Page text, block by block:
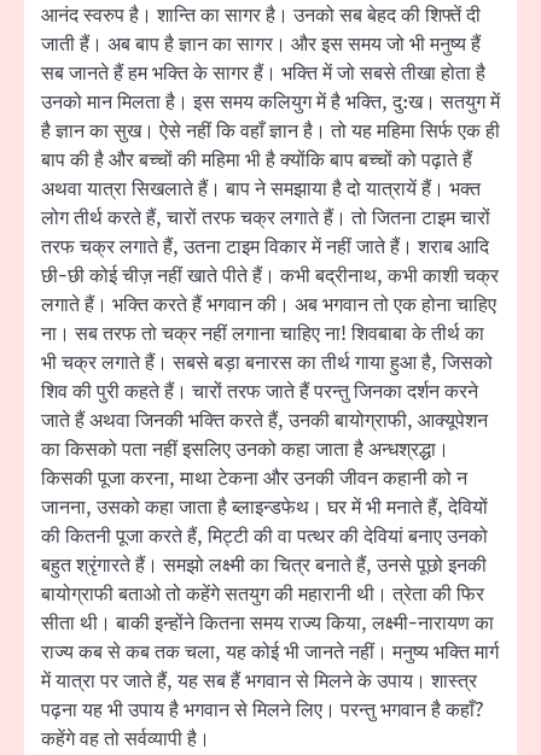
आनंद स्वरुप है। शान्ति का सागर है। उनको सब बेहद की शिफ्तें दी
जाती हैं। अब बाप है ज्ञान का सागर। और इस समय जो भी मनुष्य हैं
सब जानते हैं हम भक्ति के सागर हैं। भक्ति में जो सबसे तीखा होता है
उनको मान मिलता है। इस समय कलियुग में है भक्ति, दु:ख। सतयुग में
है ज्ञान का सुख। ऐसे नहीं कि वहाँ ज्ञान है। तो यह महिमा सिर्फ एक ही
बाप की है और बच्चों की महिमा भी है क्योंकि बाप बच्चों को पढ़ाते हैं
अथवा यात्रा सिखलाते हैं। बाप ने समझाया है दो यात्रायें हैं। भक्त
लोग तीर्थ करते हैं, चारों तरफ चक्र लगाते हैं। तो जितना टाइम चारों
तरफ चक्र लगाते हैं, उतना टाइम विकार में नहीं जाते हैं। शराब आदि
छी-छी कोई चीज़ नहीं खाते पीते हैं। कभी बद्रीनाथ, कभी काशी चक्र
लगाते हैं। भक्ति करते हैं भगवान की। अब भगवान तो एक होना चाहिए
ना। सब तरफ तो चक्र नहीं लगाना चाहिए ना! शिवबाबा के तीर्थ का
भी चक्र लगाते हैं। सबसे बड़ा बनारस का तीर्थ गाया हुआ है, जिसको
शिव की पुरी कहते हैं। चारों तरफ जाते हैं परन्तु जिनका दर्शन करने
जाते हैं अथवा जिनकी भक्ति करते हैं, उनकी बायोग्राफी, आक्यूपेशन
का किसको पता नहीं इसलिए उनको कहा जाता है अन्धश्रद्धा।
किसकी पूजा करना, माथा टेकना और उनकी जीवन कहानी को न
जानना, उसको कहा जाता है ब्लाइन्डफेथ। घर में भी मनाते हैं, देवियों
की कितनी पूजा करते हैं, मिट्टी की वा पत्थर की देवियां बनाए उनको
बहुत श्रृंगारते हैं। समझो लक्ष्मी का चित्र बनाते हैं, उनसे पूछो इनकी
बायोग्राफी बताओ तो कहेंगे सतयुग की महारानी थी। त्रेता की फिर
सीता थी। बाकी इन्होंने कितना समय राज्य किया, लक्ष्मी-नारायण का
राज्य कब से कब तक चला, यह कोई भी जानते नहीं। मनुष्य भक्ति मार्ग
में यात्रा पर जाते हैं, यह सब हैं भगवान से मिलने के उपाय। शास्त्र
पढ़ना यह भी उपाय है भगवान से मिलने लिए। परन्तु भगवान है कहाँ?
कहेंगे वह तो सर्वव्यापी है।